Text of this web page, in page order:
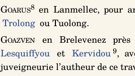
Goarus8 en Lanmellec, pour
Trolong ou Tuolong.
Goazven en Brelevenez
Lesquiffyou et Kervidou 9,
juveigneurie l’autheur de ce